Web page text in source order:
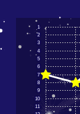
11
10
9
8
7
6
5
4
3
2
1